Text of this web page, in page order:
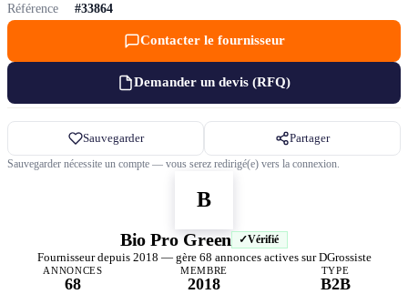
Référence
#33864
Contacter le fournisseur
Demander un devis (RFQ)
Sauvegarder Partager
Sauvegarder nécessite un compte — vous serez redirigé(e) vers la connexion.
B
Bio Pro Green Vérifié
Fournisseur depuis 2018 — gère 68 annonces actives sur DGrossiste
ANNONCES
68
MEMBRE
2018
TYPE
B2B